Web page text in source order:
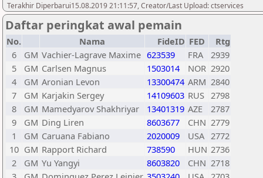
Terakhir Diperbarui15.08.2019 21:11:57, Creator/Last Upload: ctservices
Daftar peringkat awal pemain
No. Nama FideID FED
Rtg
6
GM Vachier-Lagrave Maxime 623539 FRA
2939
5
GM Carlsen Magnus 1503014 NOR 2920
4
GM Aronian Levon 13300474 ARM 2840
7
GM Karjakin Sergey 14109603 RUS 2798
8
GM Mamedyarov Shakhriyar 13401319 AZE
2787
9
GM Ding Liren 8603677 CHN 2779
1
GM Caruana Fabiano 2020009 USA 2772
10 GM Rapport Richard 738590 HUN 2736
2
GM Yu Yangyi 8603820 CHN 2718